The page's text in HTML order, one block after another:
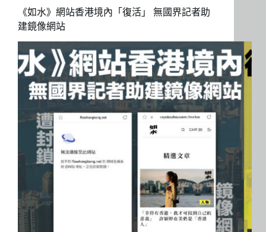
《如水》網站香港境內「復活」 無國界記者助
建鏡像網站